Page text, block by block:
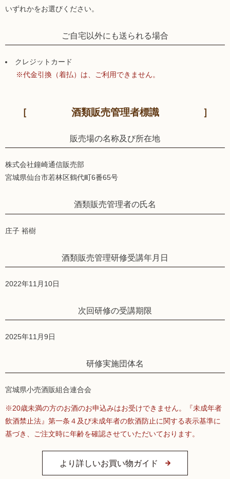
いずれかをお選びください。
ご自宅以外にも送られる場合
クレジットカード
※代金引換（着払）は、ご利用できません。
酒類販売管理者標識
販売場の名称及び所在地
株式会社鐘崎通信販売部
宮城県仙台市若林区鶴代町6番65号
酒類販売管理者の氏名
庄子 裕樹
酒類販売管理研修受講年月日
2022年11月10日
次回研修の受講期限
2025年11月9日
研修実施団体名
宮城県小売酒販組合連合会
※20歳未満の方のお酒のお申込みはお受けできません。『未成年者
飲酒禁止法』第一条４及び未成年者の飲酒防止に関する表示基準に
基づき、ご注文時に年齢を確認させていただいております。
より詳しいお買い物ガイド